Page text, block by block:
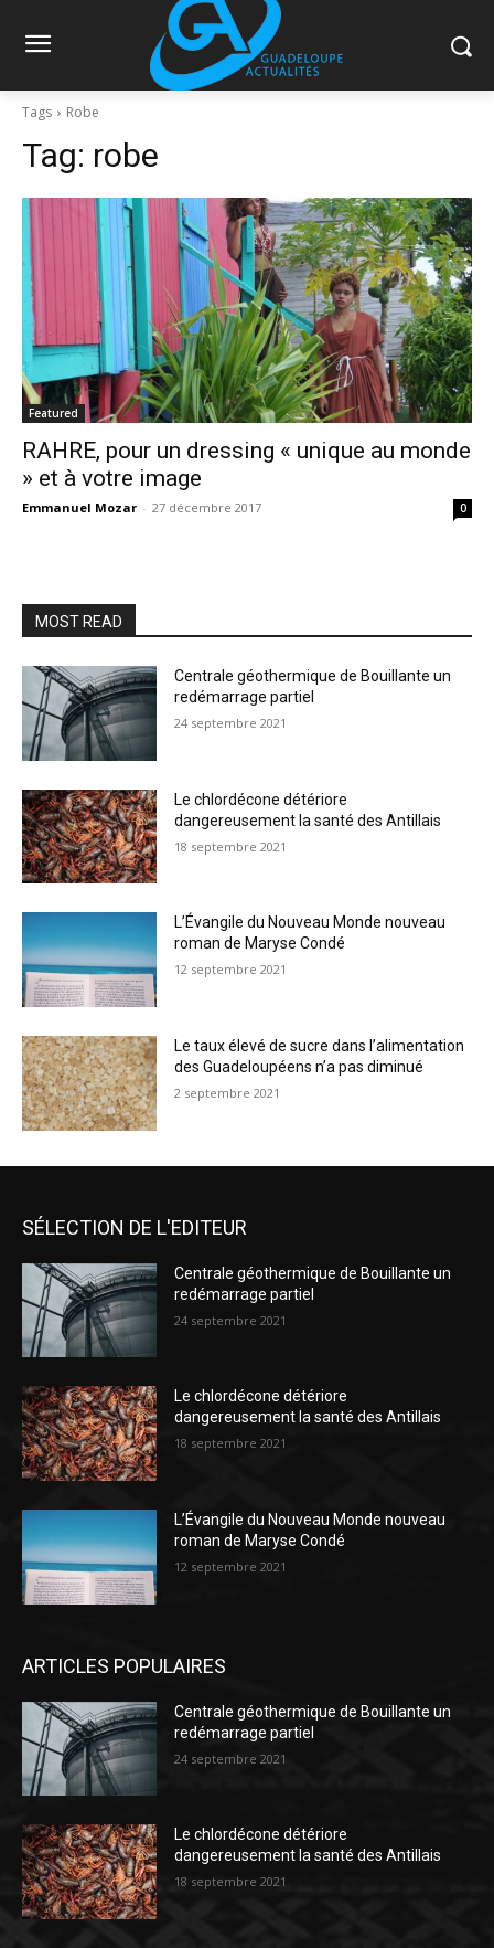
Tags Robe
Tag: robe
Featured
RAHRE, pour un dressing « unique au monde
» et à votre image
Emmanuel Mozar - 27 décembre 2017 0
MOST READ
Centrale géothermique de Bouillante un
redémarrage partiel
24 septembre 2021
Le chlordécone détériore
dangereusement la santé des Antillais
18 septembre 2021
L’Évangile du Nouveau Monde nouveau
roman de Maryse Condé
12 septembre 2021
Le taux élevé de sucre dans l’alimentation
des Guadeloupéens n’a pas diminué
2 septembre 2021
SÉLECTION DE L'EDITEUR
Centrale géothermique de Bouillante un
redémarrage partiel
24 septembre 2021
Le chlordécone détériore
dangereusement la santé des Antillais
18 septembre 2021
L’Évangile du Nouveau Monde nouveau
roman de Maryse Condé
12 septembre 2021
ARTICLES POPULAIRES
Centrale géothermique de Bouillante un
redémarrage partiel
24 septembre 2021
Le chlordécone détériore
dangereusement la santé des Antillais
18 septembre 2021